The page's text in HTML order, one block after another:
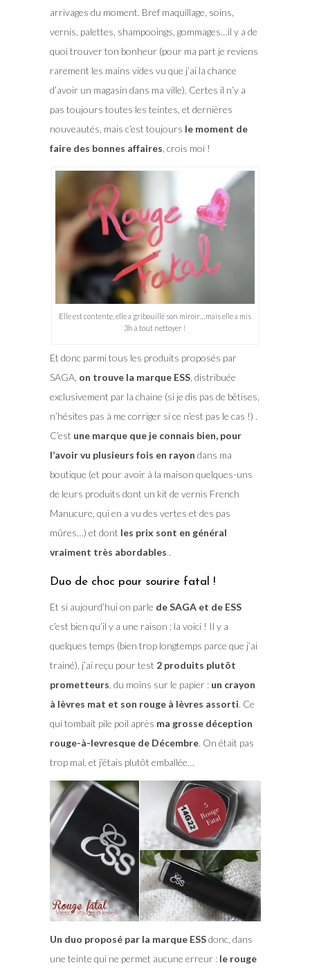
arrivages du moment. Bref maquillage, soins,
vernis, palettes, shampooings, gommages…il y a de
quoi trouver ton bonheur (pour ma part je reviens
rarement les mains vides vu que j’ai la chance
d’avoir un magasin dans ma ville). Certes il n’y a
pas toujours toutes les teintes, et dernières
nouveautés, mais c’est toujours le moment de
faire des bonnes affaires , crois moi !
Elle est contente, elle a gribouillé son miroir…mais elle a mis
3h à tout nettoyer !
Et donc parmi tous les produits proposés par
SAGA, on trouve la marque ESS, distribuée
exclusivement par la chaine (si je dis pas de bêtises,
n’hésites pas à me corriger si ce n’est pas le cas !) .
C’est une marque que je connais bien, pour
l’avoir vu plusieurs fois en rayon dans ma
boutique (et pour avoir à la maison quelques-uns
de leurs produits dont un kit de vernis French
Manucure, qui en a vu des vertes et des pas
mûres…) et dont les prix sont en général
vraiment très abordables .
Duo de choc pour sourire fatal !
Et si aujourd’hui on parle de SAGA et de ESS
c’est bien qu’il y a une raison : la voici ! Il y a
quelques temps (bien trop longtemps parce que j’ai
trainé), j’ai reçu pour test 2 produits plutôt
prometteurs , du moins sur le papier :un crayon
à lèvres mat et son rouge à lèvres assorti. Ce
qui tombait pile poil après ma grosse déception
rouge-à-levresque de Décembre. On était pas
trop mal, et j’étais plutôt emballée…
Un duo proposé par la marque ESSdonc, dans
une teinte qui ne permet aucune erreur : le rouge